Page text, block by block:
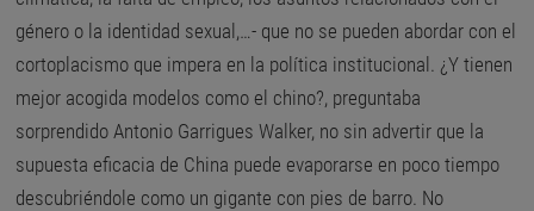
género o la identidad sexual,…- que no se pueden abordar con el
cortoplacismo que impera en la política institucional. ¿Y tienen
mejor acogida modelos como el chino?, preguntaba
sorprendido Antonio Garrigues Walker, no sin advertir que la
supuesta eficacia de China puede evaporarse en poco tiempo
descubriéndole como un gigante con pies de barro. No